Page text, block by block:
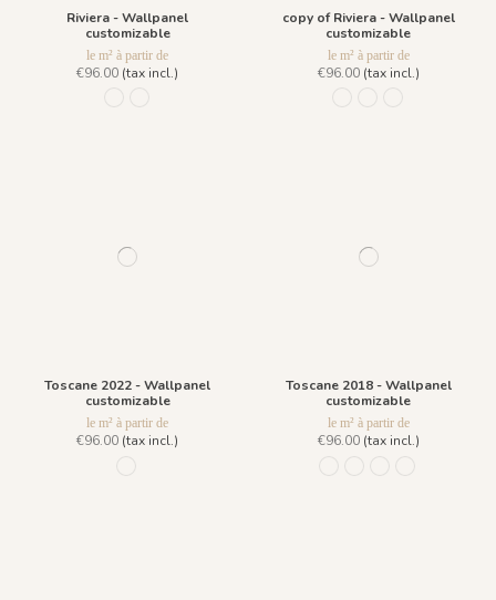
Riviera - Wallpanel
customizable
le m² à partir de
€96.00 (tax incl.)
copy of Riviera - Wallpanel
customizable
le m² à partir de
€96.00(tax incl.)
Toscane 2022 - Wallpanel
customizable
le m² à partir de
€96.00 (tax incl.)
Toscane 2018 - Wallpanel
customizable
le m² à partir de
€96.00(tax incl.)